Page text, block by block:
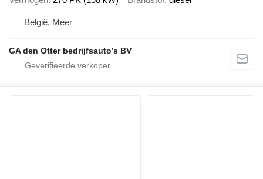
België, Meer
GA den Otter bedrijfsauto’s BV